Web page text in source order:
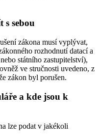
s sebou
zákona musí vyplývat,
rozhodnutí datací a
státního zastupitelství),
ve stručnosti uvedeno, z
zákon byl porušen.
a kde jsou k
lze podat v jakékoli